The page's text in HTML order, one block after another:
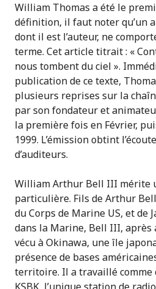
William Thomas a été le
définition, il faut noter qu’un
dont il est l’auteur, ne
terme. Cet article titrait : «
nous tombent du ciel ».
publication de ce texte,
plusieurs reprises sur la
par son fondateur et
la première fois en Février,
1999. L’émission obtint
d’auditeurs.
William Arthur Bell III mérite
particulière. Fils de Arthur
du Corps de Marine US, et de
dans la Marine, Bell III, après
vécu à Okinawa, une île
présence de bases
territoire. Il a travaillé comme